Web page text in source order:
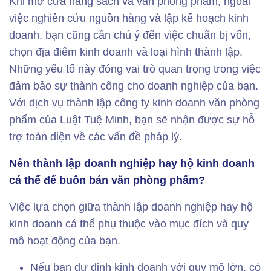
việc nghiên cứu nguồn hàng và lập kế hoạch kinh
doanh, bạn cũng cần chú ý đến việc chuẩn bị vốn,
chọn địa điểm kinh doanh và loại hình thành lập.
Những yếu tố này đóng vai trò quan trọng trong việc
đảm bảo sự thành công cho doanh nghiệp của bạn.
Với dịch vụ thành lập công ty kinh doanh văn phòng
phẩm của Luật Tuệ Minh, bạn sẽ nhận được sự hỗ
trợ toàn diện về các vấn đề pháp lý.
Nên thành lập doanh nghiệp hay hộ kinh doanh
cá thể để buôn bán văn phòng phẩm?
Việc lựa chọn giữa thành lập doanh nghiệp hay hộ
kinh doanh cá thể phụ thuộc vào mục đích và quy
mô hoạt động của bạn.
Nếu bạn dự định kinh doanh với quy mô lớn, có